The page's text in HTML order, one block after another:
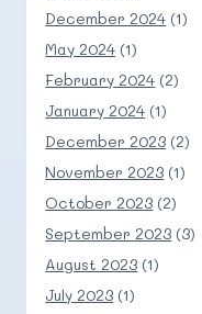
December 2024 (1)
May 2024 (1)
February 2024 (2)
January 2024 (1)
December 2023 (2)
November 2023 (1)
October 2023 (2)
September 2023 (3)
August 2023 (1)
July 2023 (1)